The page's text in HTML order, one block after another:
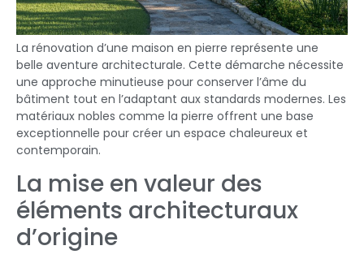
La rénovation d’une maison en pierre représente une
belle aventure architecturale. Cette démarche nécessite
une approche minutieuse pour conserver l’âme du
bâtiment tout en l’adaptant aux standards modernes. Les
matériaux nobles comme la pierre offrent une base
exceptionnelle pour créer un espace chaleureux et
contemporain.
La mise en valeur des
éléments architecturaux
d’origine